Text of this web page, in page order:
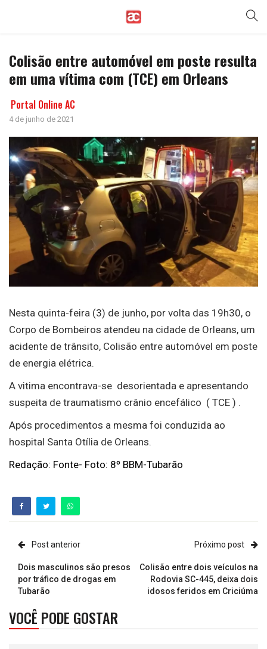
Colisão entre automóvel em poste resulta
em uma vítima com (TCE) em Orleans
Portal Online AC
4 de junho de 2021
Nesta quinta-feira (3) de junho, por volta das 19h30, o
Corpo de Bombeiros atendeu na cidade de Orleans, um
acidente de trânsito, Colisão entre automóvel em poste
de energia elétrica.
A vitima encontrava-se desorientada e apresentando
suspeita de traumatismo crânio encefálico ( TCE ) .
Após procedimentos a mesma foi conduzida ao
hospital Santa Otília de Orleans.
Redação: Fonte- Foto: 8º BBM-Tubarão
Post anterior
Dois masculinos são presos
por tráfico de drogas em
Tubarão
Próximo post
Colisão entre dois veículos na
Rodovia SC-445, deixa dois
idosos feridos em Criciúma
VOCÊ PODE GOSTAR